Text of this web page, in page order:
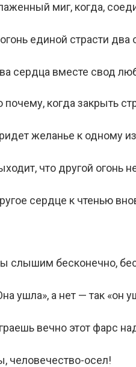
миг, когда,
единой страсти два
сердца вместе свод
почему, когда закрыть
желанье к одному
что другой огонь
сердце к чтенью
слышим бесконечно,
ушла», а нет — так «он
вечно этот фарс
человечество-осел!